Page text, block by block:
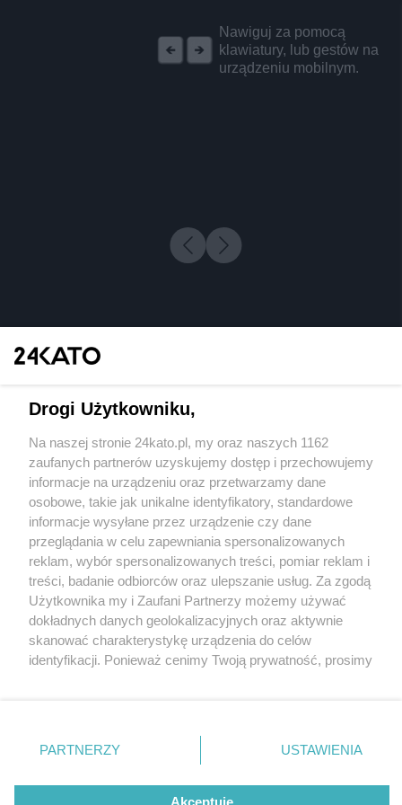
Nawiguj za pomocą
klawiatury, lub gestów na
urządzeniu mobilnym.
2 / 0
Wydawca mediów lokalnych
Nie zapomnij
zapoznać się z:
polityką prywatności regulamin korzystania z portali
Twojemiasto
Piekary Śląskie
Chorzów
Tarnowskie Góry
Gliwice
Skontakuj sięz nami
Kontakt
Wydawca
Redakcja
Drogi Użytkowniku,
Na naszej stronie 24kato.pl, my oraz naszych 1162
zaufanych partnerów uzyskujemy dostęp i przechowujemy
informacje na urządzeniu oraz przetwarzamy dane
osobowe, takie jak unikalne identyfikatory, standardowe
informacje wysyłane przez urządzenie czy dane
przeglądania w celu zapewniania spersonalizowanych
reklam, wybór spersonalizowanych treści, pomiar reklam i
treści, badanie odbiorców oraz ulepszanie usług. Za zgodą
Użytkownika my i Zaufani Partnerzy możemy używać
dokładnych danych geolokalizacyjnych oraz aktywnie
skanować charakterystykę urządzenia do celów
identyfikacji. Ponieważ cenimy Twoją prywatność, prosimy
prywatności znajdujący się w lewym dolnym rogu strony
. Niektóre rodzaje przetwarzania danych nie wymagają
zgody użytkownika, ale masz prawo sprzeciwić się
takiemu przetwarzaniu. Preferencje będą miały
PARTNERZY USTAWIENIA
Akceptuję